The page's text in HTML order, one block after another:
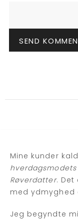
Mine kunder
Røverdatter.
med ydmyghed
Jeg begyndte